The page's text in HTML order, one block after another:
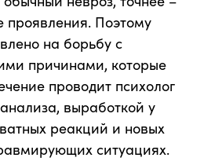
проявления. Поэтому
на борьбу с
причинами, которые
проводит психолог
выработкой у
реакций и новых
ситуациях.